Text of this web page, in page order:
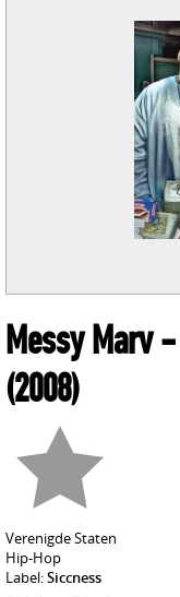
Messy Marv-
(2008)
Verenigde Staten
Hip-Hop
Label:Siccness